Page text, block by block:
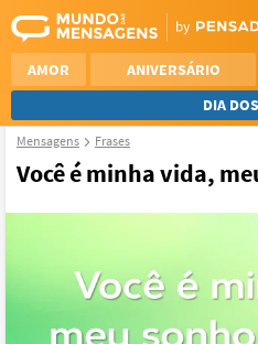
AMOR ANIVERSÁRIO
DIA
REFLEXÃO
Mensagens Frases
Você é minha vida,